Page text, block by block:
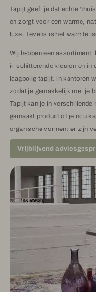
Tapijt geeft je dat echte
en zorgt voor een warme,
luxe. Tevens is het warmte
Wij hebben een assortiment
in schitterende kleuren en
laagpolig tapijt, in kantoren
zodat je gemakkelijk met je
Tapijt kan je in verschillende
gemaakt product of je nou
organische vormen: er zijn
Vrijblijvend